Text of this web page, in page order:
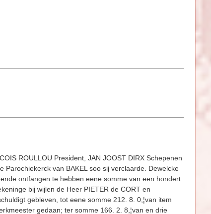
ROULLOU President, JAN JOOST DIRX Schepenen
van BAKEL soo sij verclaarde. Dewelcke
ontfangen te hebben eene somme van een hondert
bij wijlen de Heer PIETER de CORT en
gebleven, tot eene somme 212. 8. 0,¦van item
gedaan; ter somme 166. 2. 8,¦van en drie